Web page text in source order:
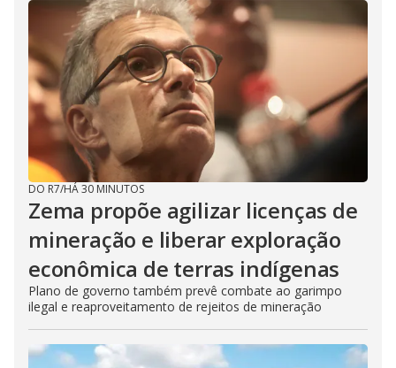
DO R7/HÁ 30 MINUTOS
Zema propõe agilizar licenças de
mineração e liberar exploração
econômica de terras indígenas
Plano de governo também prevê combate ao garimpo
ilegal e reaproveitamento de rejeitos de mineração